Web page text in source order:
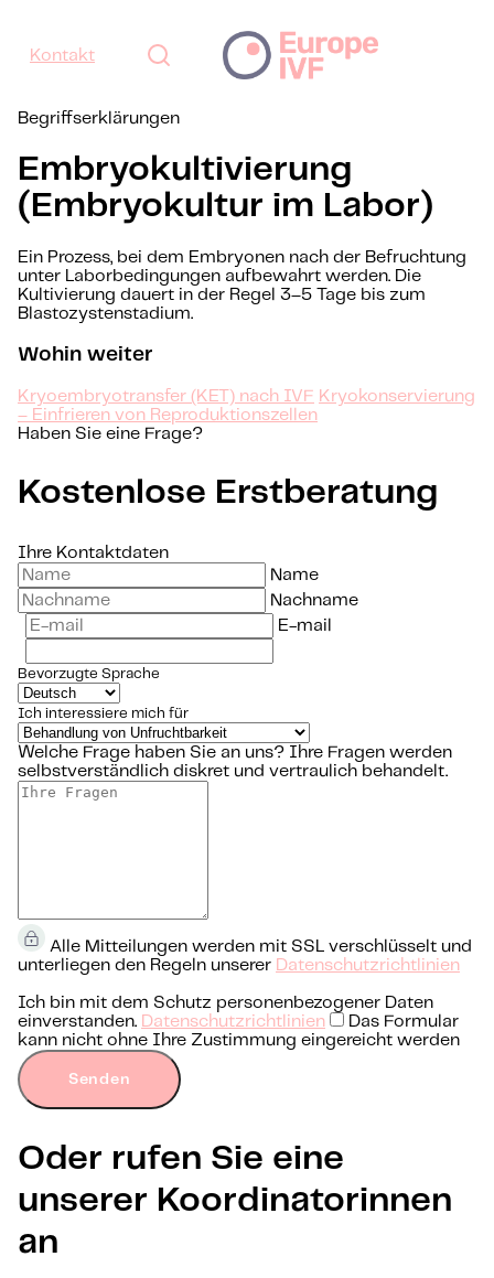
Kontakt
Begriffserklärungen
Embryokultivierung
(Embryokultur im Labor)
Ein Prozess, bei dem Embryonen nach der Befruchtung
unter Laborbedingungen aufbewahrt werden. Die
Kultivierung dauert in der Regel 3–5 Tage bis zum
Blastozystenstadium.
Wohin weiter
Kryoembryotransfer (KET) nach IVF Kryokonservierung
– Einfrieren von Reproduktionszellen
Haben Sie eine Frage?
Kostenlose Erstberatung
Ihre Kontaktdaten
Name
Nachname
E-mail
Bevorzugte Sprache
Ich interessiere mich für
Welche Frage haben Sie an uns?
Ihre Fragen werden
selbstverständlich diskret und vertraulich behandelt.
Alle Mitteilungen werden mit SSL verschlüsselt und
unterliegen den Regeln unserer
Datenschutzrichtlinien
Ich bin mit dem Schutz personenbezogener Daten
einverstanden.
Datenschutzrichtlinien
Das Formular
kann nicht ohne Ihre Zustimmung eingereicht werden
Senden
Oder rufen Sie eine
unserer Koordinatorinnen
an